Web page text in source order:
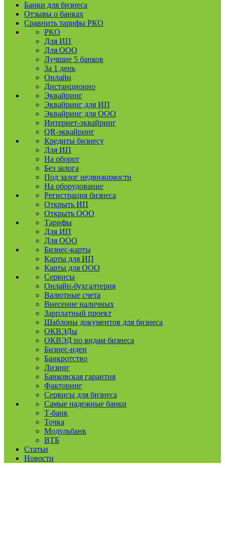
Банки для бизнеса
Отзывы о банках
Сравнить тарифы РКО
РКО
Для ИП
Для ООО
Лучшие 5 банков
За 1 день
Онлайн
Дистанционно
Эквайринг
Эквайринг для ИП
Эквайринг для ООО
Интернет-эквайринг
QR-эквайринг
Кредиты бизнесу
Для ИП
На оборот
Без залога
Под залог недвижимости
На оборудование
Регистрация бизнеса
Открыть ИП
Открыть ООО
Тарифы
Для ИП
Для ООО
Бизнес-карты
Карты для ИП
Карты для ООО
Сервисы
Онлайн-бухгалтерия
Валютные счета
Внесение наличных
Зарплатный проект
Шаблоны документов для бизнеса
ОКВЭДы
ОКВЭД по видам бизнеса
Бизнес-идеи
Банкротство
Лизинг
Банковская гарантия
Факторинг
Сервисы для бизнеса
Самые надежные банки
Т-банк
Точка
Модульбанк
ВТБ
Статьи
Новости